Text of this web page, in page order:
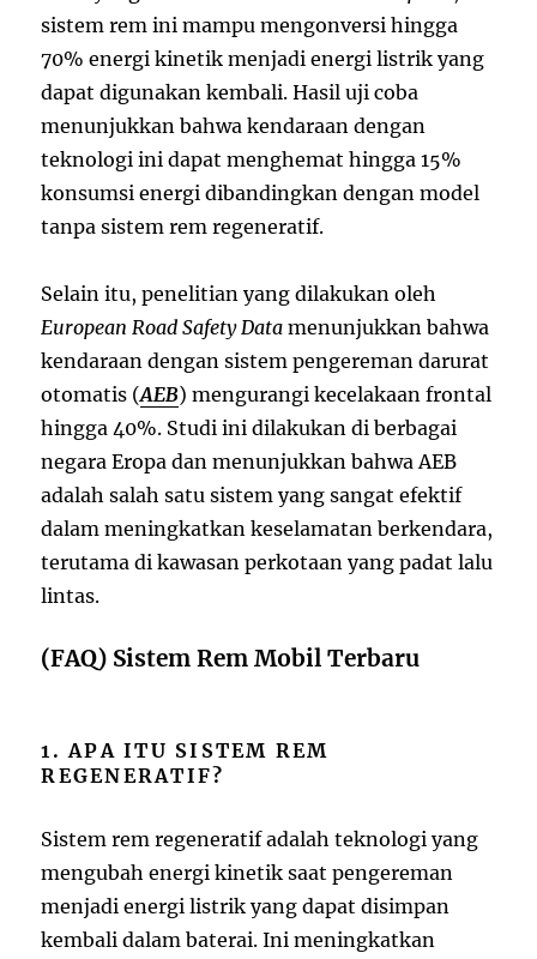
sistem rem ini mampu mengonversi hingga
70% energi kinetik menjadi energi listrik yang
dapat digunakan kembali. Hasil uji coba
menunjukkan bahwa kendaraan dengan
teknologi ini dapat menghemat hingga 15%
konsumsi energi dibandingkan dengan model
tanpa sistem rem regeneratif.
Selain itu, penelitian yang dilakukan oleh
European Road Safety Data menunjukkan bahwa
kendaraan dengan sistem pengereman darurat
otomatis (AEB) mengurangi kecelakaan frontal
hingga 40%. Studi ini dilakukan di berbagai
negara Eropa dan menunjukkan bahwa AEB
adalah salah satu sistem yang sangat efektif
dalam meningkatkan keselamatan berkendara,
terutama di kawasan perkotaan yang padat lalu
lintas.
(FAQ) Sistem Rem Mobil Terbaru
1. APA ITU SISTEM REM
REGENERATIF?
Sistem rem regeneratif adalah teknologi yang
mengubah energi kinetik saat pengereman
menjadi energi listrik yang dapat disimpan
kembali dalam baterai. Ini meningkatkan